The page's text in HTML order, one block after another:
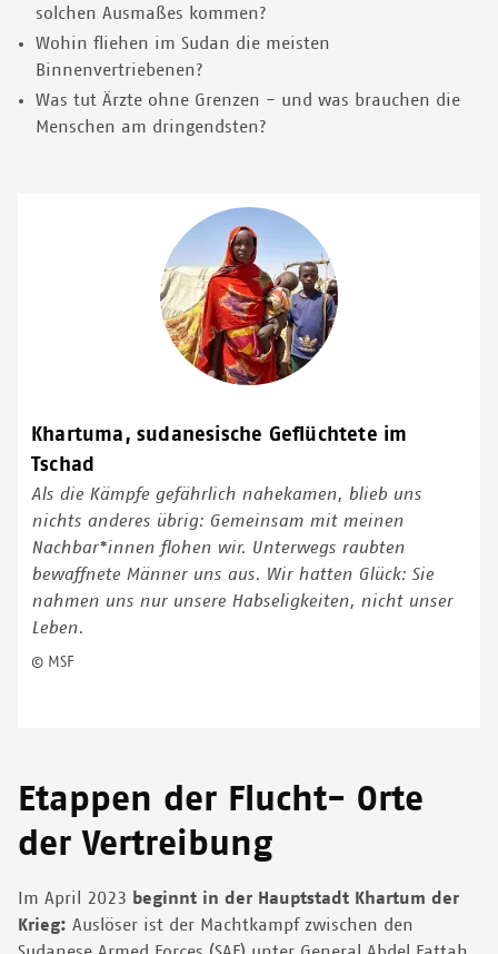
solchen Ausmaßes kommen?
Wohin fliehen im Sudan die meisten
Binnenvertriebenen?
Was tut Ärzte ohne Grenzen - und was brauchen die
Menschen am dringendsten?
Khartuma, sudanesische Geflüchtete im
Tschad
Als die Kämpfe gefährlich nahekamen, blieb uns
nichts anderes übrig: Gemeinsam mit meinen
Nachbar*innen flohen wir. Unterwegs raubten
bewaffnete Männer uns aus. Wir hatten Glück: Sie
nahmen uns nur unsere Habseligkeiten, nicht unser
Leben.
© MSF
Etappen der Flucht- Orte
der Vertreibung
Im April 2023 beginnt in der Hauptstadt Khartum der
Krieg: Auslöser ist der Machtkampf zwischen den